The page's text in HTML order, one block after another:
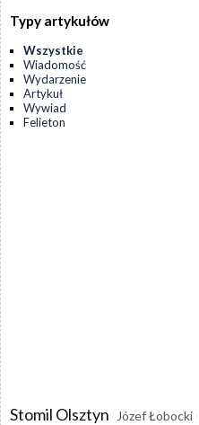
Typy artykułów
Wszystkie
Wiadomość
Wydarzenie
Artykuł
Wywiad
Felieton
Stomil Olsztyn Józef Łobocki